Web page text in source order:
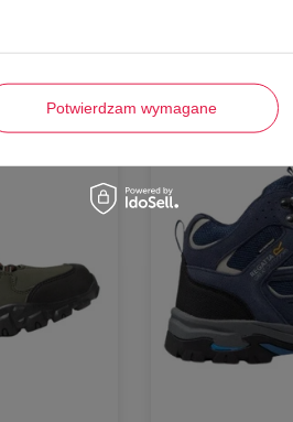
-54%
Potwierdzam wymagane